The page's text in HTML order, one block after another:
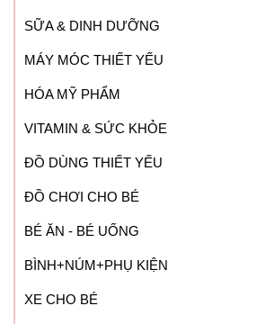
SỮA & DINH DƯỠNG
MÁY MÓC THIẾT YẾU
HÓA MỸ PHẨM
VITAMIN & SỨC KHỎE
ĐỒ DÙNG THIẾT YẾU
ĐỒ CHƠI CHO BÉ
BÉ ĂN - BÉ UỐNG
BÌNH+NÚM+PHỤ KIỆN
XE CHO BÉ